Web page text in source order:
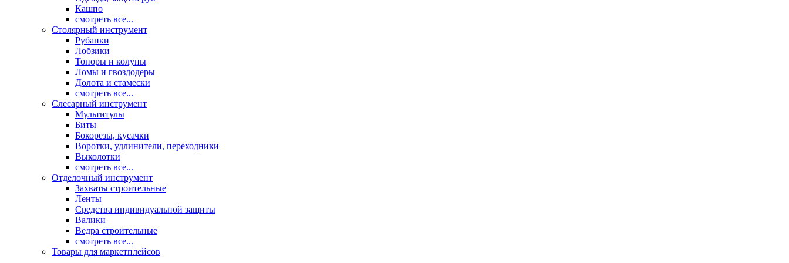
Кашпо
смотреть все...
Столярный инструмент
Рубанки
Лобзики
Топоры и колуны
Ломы и гвоздодеры
Долота и стамески
смотреть все...
Слесарный инструмент
Мультитулы
Биты
Бокорезы, кусачки
Воротки, удлинители, переходники
Выколотки
смотреть все...
Отделочный инструмент
Захваты строительные
Ленты
Средства индивидуальной защиты
Валики
Ведра строительные
смотреть все...
Товары для маркетплейсов